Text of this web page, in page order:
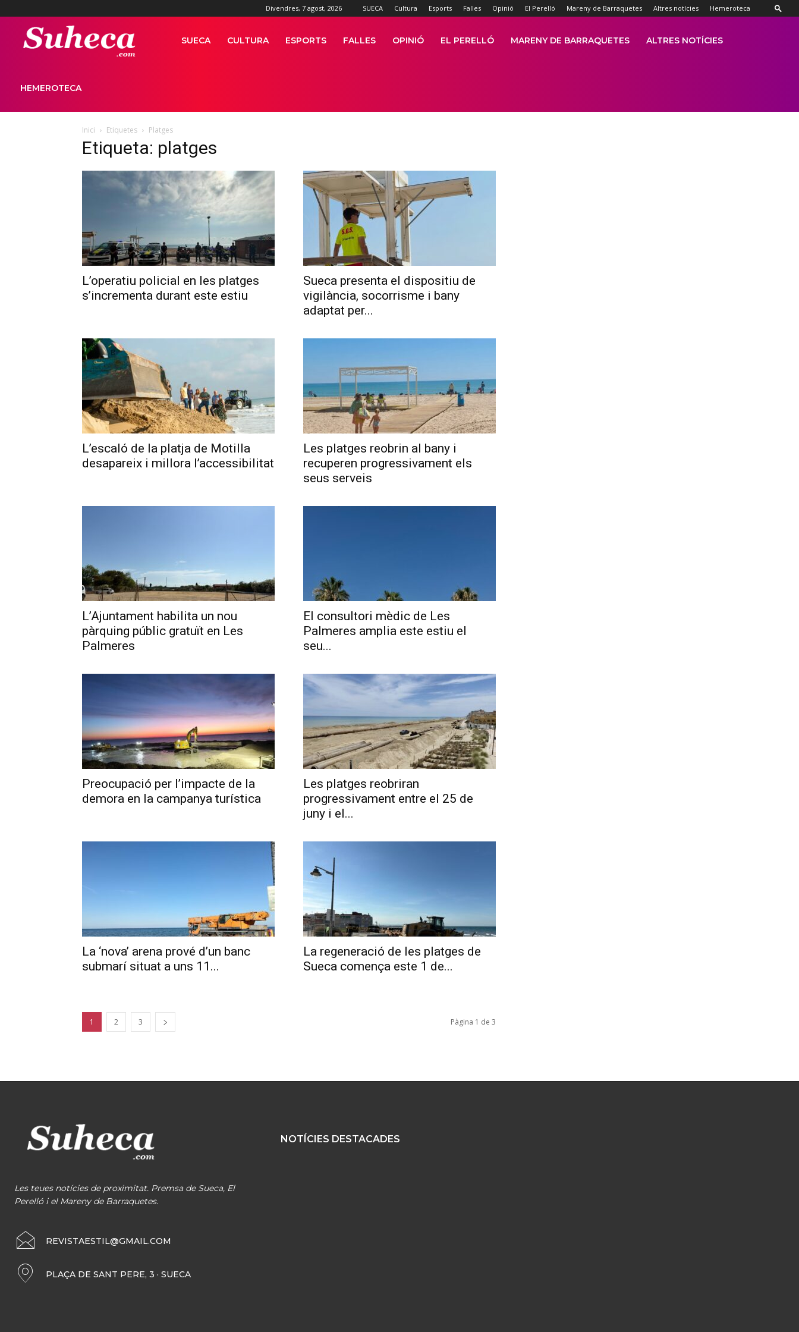
Divendres, 7 agost, 2026 SUECA Cultura Esports Falles Opinió El Perelló Mareny de Barraquetes Altres notícies Hemeroteca
Suhecapuntcom
SUECA CULTURA ESPORTS FALLES OPINIÓ EL PERELLÓ MARENY DE BARRAQUETES ALTRES NOTÍCIES
HEMEROTECA
Inici Etiquetes Platges
Etiqueta: platges
L’operatiu policial en les platges
s’incrementa durant este estiu
Sueca presenta el dispositiu de
vigilància, socorrisme i bany
adaptat per...
L’escaló de la platja de Motilla
desapareix i millora l’accessibilitat
Les platges reobrin al bany i
recuperen progressivament els
seus serveis
L’Ajuntament habilita un nou
pàrquing públic gratuït en Les
Palmeres
El consultori mèdic de Les
Palmeres amplia este estiu el
seu...
Preocupació per l’impacte de la
demora en la campanya turística
Les platges reobriran
progressivament entre el 25 de
juny i el...
La ‘nova’ arena prové d’un banc
submarí situat a uns 11...
La regeneració de les platges de
Sueca comença este 1 de...
1 2 3 Pàgina 1 de 3
Les teues notícies de proximitat. Premsa de Sueca, El
Perelló i el Mareny de Barraquetes.
REVISTAESTIL@GMAIL.COM
PLAÇA DE SANT PERE, 3 · SUECA
NOTÍCIES DESTACADES